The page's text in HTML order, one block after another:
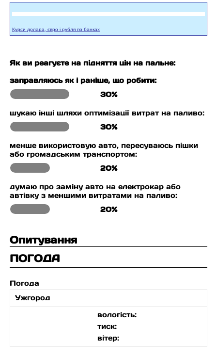
Курси долара, євро і рубля по банках
Як ви реагуєте на підняття цін на пальне:
заправляюсь як і раніше, що робити:
30%
шукаю інші шляхи оптимізації витрат на паливо:
30%
менше використовую авто, пересуваюсь пішки
або громадським транспортом:
20%
думаю про заміну авто на електрокар або
автівку з меншими витратами на паливо:
20%
Опитування
ПОГОДА
Погода
Ужгород
вологість:
тиск:
вітер: